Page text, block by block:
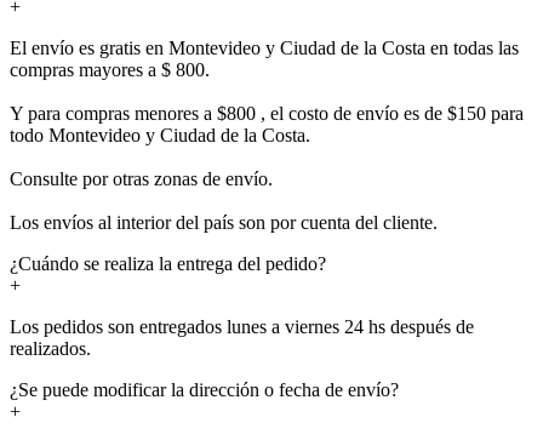
+
El envío es gratis en Montevideo y Ciudad de la Costa en todas las
compras mayores a $ 800.
Y para compras menores a $800 , el costo de envío es de $150 para
todo Montevideo y Ciudad de la Costa.
Consulte por otras zonas de envío.
Los envíos al interior del país son por cuenta del cliente.
¿Cuándo se realiza la entrega del pedido?
+
Los pedidos son entregados lunes a viernes 24 hs después de
realizados.
¿Se puede modificar la dirección o fecha de envío?
+